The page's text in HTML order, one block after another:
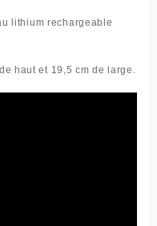
lithium rechargeable
haut et 19,5 cm de large.